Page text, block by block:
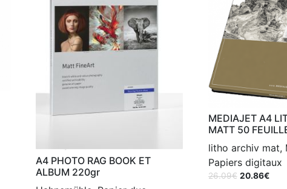
A4 PHOTO RAG BOOK ET
ALBUM 220gr
MEDIAJET A4
MATT 50
litho archiv mat,
Papiers digitaux
26.09€ 20.86€